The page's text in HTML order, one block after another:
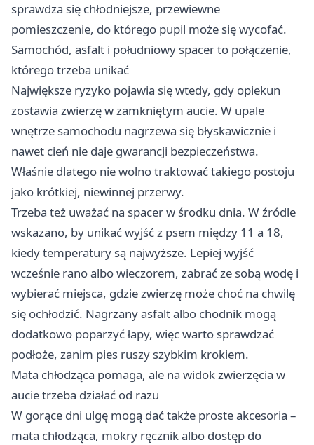
sprawdza się chłodniejsze, przewiewne
pomieszczenie, do którego pupil może się wycofać.
Samochód, asfalt i południowy spacer to połączenie,
którego trzeba unikać
Największe ryzyko pojawia się wtedy, gdy opiekun
zostawia zwierzę w zamkniętym aucie. W upale
wnętrze samochodu nagrzewa się błyskawicznie i
nawet cień nie daje gwarancji bezpieczeństwa.
Właśnie dlatego nie wolno traktować takiego postoju
jako krótkiej, niewinnej przerwy.
Trzeba też uważać na spacer w środku dnia. W źródle
wskazano, by unikać wyjść z psem między 11 a 18,
kiedy temperatury są najwyższe. Lepiej wyjść
wcześnie rano albo wieczorem, zabrać ze sobą wodę i
wybierać miejsca, gdzie zwierzę może choć na chwilę
się ochłodzić. Nagrzany asfalt albo chodnik mogą
dodatkowo poparzyć łapy, więc warto sprawdzać
podłoże, zanim pies ruszy szybkim krokiem.
Mata chłodząca pomaga, ale na widok zwierzęcia w
aucie trzeba działać od razu
W gorące dni ulgę mogą dać także proste akcesoria –
mata chłodząca, mokry ręcznik albo dostęp do